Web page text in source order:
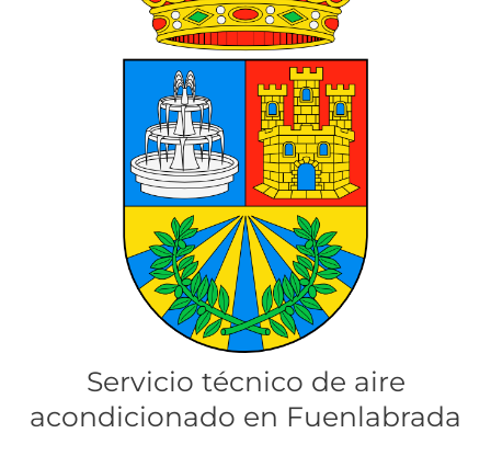
Servicio técnico de aire
acondicionado en Fuenlabrada